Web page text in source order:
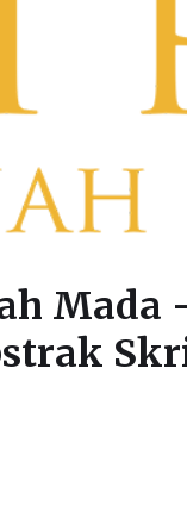
Mada